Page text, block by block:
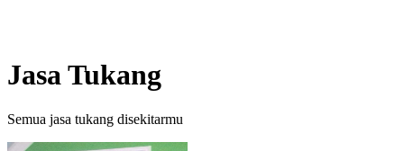
Jasa Tukang
Semua jasa tukang disekitarmu